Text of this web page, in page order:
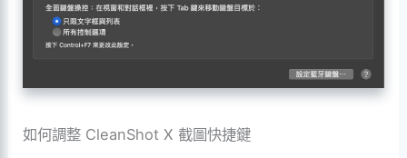
如何調整 CleanShot X 截圖快捷鍵